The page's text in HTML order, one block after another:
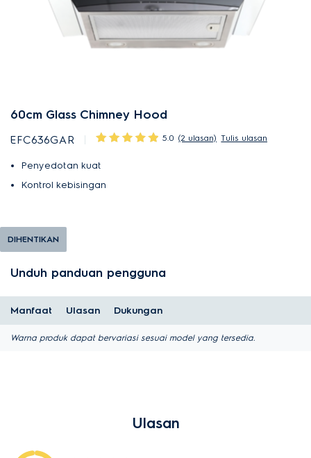
60cm Glass Chimney Hood
EFC636GAR 5.0 (2 ulasan) Tulis ulasan
Penyedotan kuat
Kontrol kebisingan
DIHENTIKAN
Unduh panduan pengguna
Manfaat Ulasan Dukungan
Warna produk dapat bervariasi sesuai model yang tersedia.
Ulasan